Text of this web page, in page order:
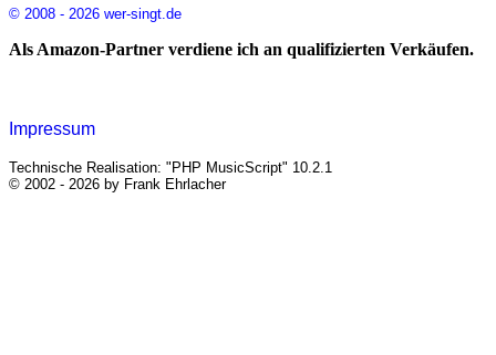
© 2008 - 2026 wer-singt.de
Als Amazon-Partner verdiene ich an qualifizierten Verkäufen.
Impressum
Technische Realisation: "PHP MusicScript" 10.2.1
© 2002 - 2026 by Frank Ehrlacher